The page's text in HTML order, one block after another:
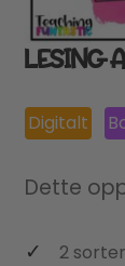
LESING
Digitalt
Dette
2